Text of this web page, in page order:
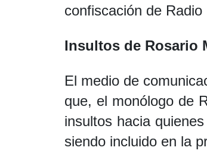
confiscación de Radio
Insultos de Rosario
El medio de
que, el monólogo de
insultos hacia
siendo incluido en la